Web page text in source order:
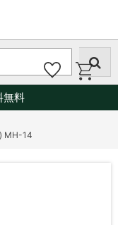
無料
MH-14